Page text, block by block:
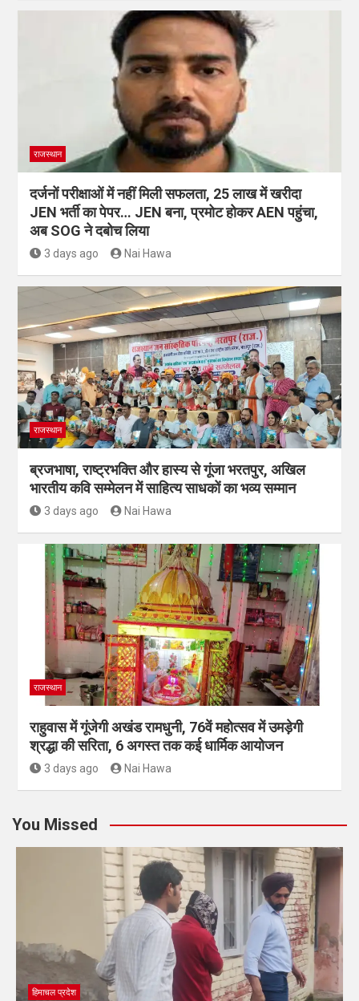
राजस्थान
दर्जनों परीक्षाओं में नहीं मिली सफलता, 25 लाख में खरीदा
JEN भर्ती का पेपर… JEN बना, प्रमोट होकर AEN पहुंचा,
अब SOG ने दबोच लिया
3 days ago Nai Hawa
राजस्थान
ब्रजभाषा, राष्ट्रभक्ति और हास्य से गूंजा भरतपुर, अखिल
भारतीय कवि सम्मेलन में साहित्य साधकों का भव्य सम्मान
3 days ago Nai Hawa
राजस्थान
राहुवास में गूंजेगी अखंड रामधुनी, 76वें महोत्सव में उमड़ेगी
श्रद्धा की सरिता, 6 अगस्त तक कई धार्मिक आयोजन
3 days ago Nai Hawa
You Missed
हिमाचल प्रदेश